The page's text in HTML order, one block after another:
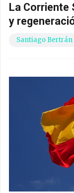
La Corriente
y
Santiago Bertrán